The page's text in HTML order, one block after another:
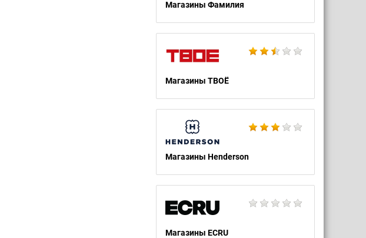
Магазины Фамилия
Магазины ТВОЁ
Магазины Henderson
Магазины ECRU